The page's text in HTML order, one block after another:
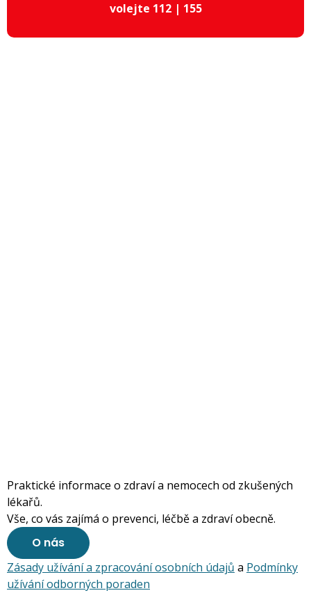
volejte 112 | 155
Praktické informace o zdraví a nemocech od zkušených
lékařů.
Vše, co vás zajímá o prevenci, léčbě a zdraví obecně.
O nás
Zásady užívání a zpracování osobních údajů a Podmínky
užívání odborných poraden